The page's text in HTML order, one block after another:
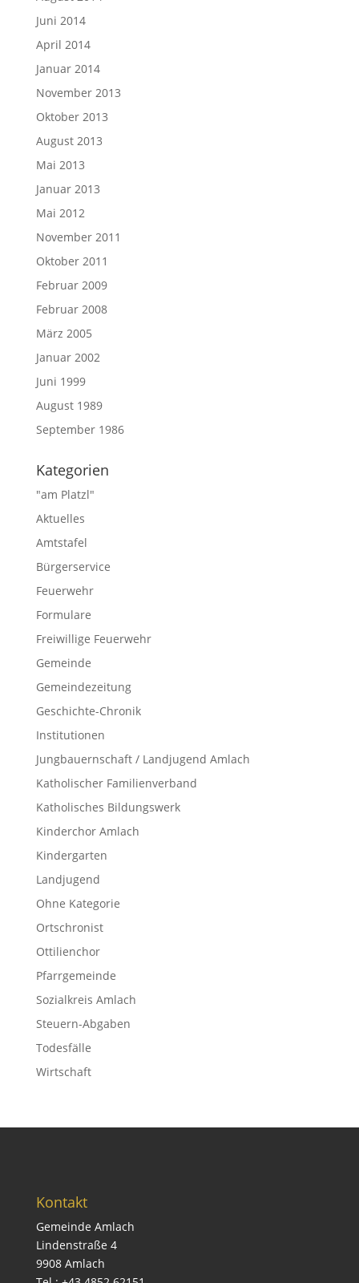
Juni 2014
April 2014
Januar 2014
November 2013
Oktober 2013
August 2013
Mai 2013
Januar 2013
Mai 2012
November 2011
Oktober 2011
Februar 2009
Februar 2008
März 2005
Januar 2002
Juni 1999
August 1989
September 1986
Kategorien
"am Platzl"
Aktuelles
Amtstafel
Bürgerservice
Feuerwehr
Formulare
Freiwillige Feuerwehr
Gemeinde
Gemeindezeitung
Geschichte-Chronik
Institutionen
Jungbauernschaft / Landjugend Amlach
Katholischer Familienverband
Katholisches Bildungswerk
Kinderchor Amlach
Kindergarten
Landjugend
Ohne Kategorie
Ortschronist
Ottilienchor
Pfarrgemeinde
Sozialkreis Amlach
Steuern-Abgaben
Todesfälle
Wirtschaft
Kontakt
Gemeinde Amlach
Lindenstraße 4
9908 Amlach